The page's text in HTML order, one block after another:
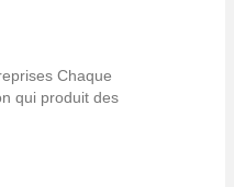
Chaque
qui produit des